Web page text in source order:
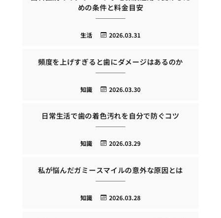
めの条件と料金目安
2026.03.31
生活
頻度を上げすぎると歯にダメージはあるのか
2026.03.30
知識
日常生活で歯の着色汚れを自分で防ぐコツ
2026.03.29
知識
私が悩んだガミースマイルの意外な原因とは
2026.03.28
知識